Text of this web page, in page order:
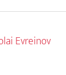
Evreinov